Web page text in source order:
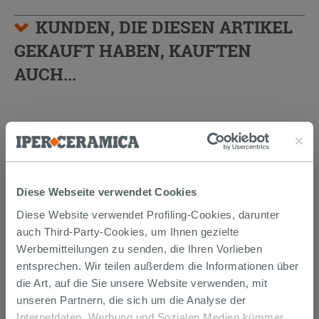
Diese Webseite verwendet Cookies
Diese Website verwendet Profiling-Cookies, darunter
auch Third-Party-Cookies, um Ihnen gezielte
Werbemitteilungen zu senden, die Ihren Vorlieben
entsprechen. Wir teilen außerdem die Informationen über
die Art, auf die Sie unsere Website verwenden, mit
unseren Partnern, die sich um die Analyse der
KUNDEN, DIE DIESEN ARTIKEL
GEKAUFT HABEN, KAUFTEN
AUCH...
SCHALLSCHUTZ OTVAL FÜR
WANDBUNDIGE SANITÄRE